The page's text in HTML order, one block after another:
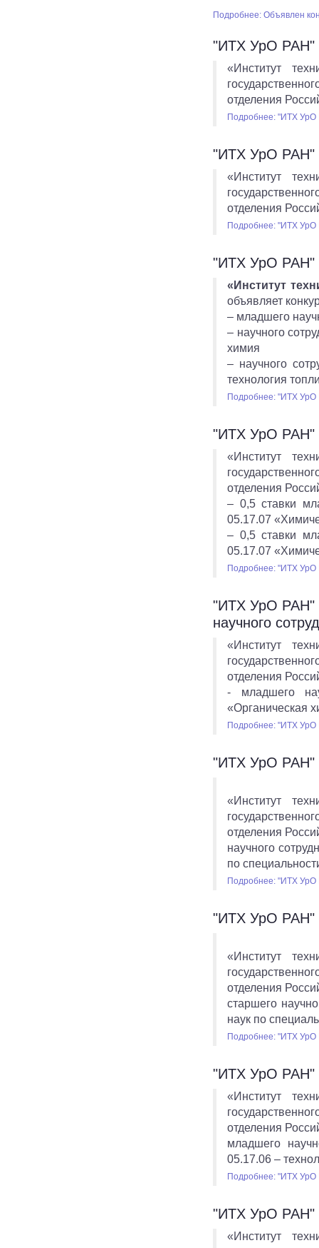
Подробнее: Объявлен
"ИТХ УрО РАН"
«Институт
отделения
Подробнее: "ИТХ УрО
"ИТХ УрО РАН"
«Институт
отделения
Подробнее: "ИТХ УрО
"ИТХ УрО РАН"
«Институт
объявляет
– младшего
– научного
химия
– научного
технология
Подробнее: "ИТХ УрО
"ИТХ УрО РАН"
«Институт
отделения
– 0,5 ставки
05.17.07
– 0,5 ставки
05.17.07
Подробнее: "ИТХ УрО
"ИТХ УрО РАН"
научного
«Институт
отделения
- младшего
«Органическая
Подробнее: "ИТХ УрО
"ИТХ УрО РАН"
«Институт
отделения
научного
по
Подробнее: "ИТХ УрО
"ИТХ УрО РАН"
«Институт
отделения
старшего
наук по
Подробнее: "ИТХ УрО
"ИТХ УрО РАН"
«Институт
отделения
младшего
05.17.06 –
Подробнее: "ИТХ УрО
"ИТХ УрО РАН"
«Институт